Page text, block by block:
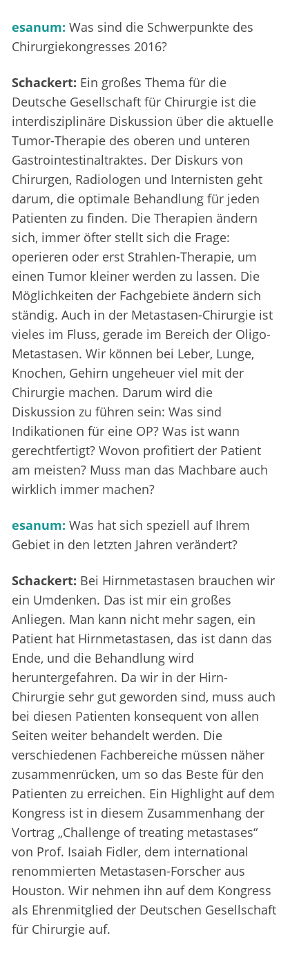
esanum: Was sind die Schwerpunkte des
Chirurgiekongresses 2016?
Schackert: Ein großes Thema für die
Deutsche Gesellschaft für Chirurgie ist die
interdisziplinäre Diskussion über die aktuelle
Tumor-Therapie des oberen und unteren
Gastrointestinaltraktes. Der Diskurs von
Chirurgen, Radiologen und Internisten geht
darum, die optimale Behandlung für jeden
Patienten zu finden. Die Therapien ändern
sich, immer öfter stellt sich die Frage:
operieren oder erst Strahlen-Therapie, um
einen Tumor kleiner werden zu lassen. Die
Möglichkeiten der Fachgebiete ändern sich
ständig. Auch in der Metastasen-Chirurgie ist
vieles im Fluss, gerade im Bereich der Oligo-
Metastasen. Wir können bei Leber, Lunge,
Knochen, Gehirn ungeheuer viel mit der
Chirurgie machen. Darum wird die
Diskussion zu führen sein: Was sind
Indikationen für eine OP? Was ist wann
gerechtfertigt? Wovon profitiert der Patient
am meisten? Muss man das Machbare auch
wirklich immer machen?
esanum: Was hat sich speziell auf Ihrem
Gebiet in den letzten Jahren verändert?
Schackert: Bei Hirnmetastasen brauchen wir
ein Umdenken. Das ist mir ein großes
Anliegen. Man kann nicht mehr sagen, ein
Patient hat Hirnmetastasen, das ist dann das
Ende, und die Behandlung wird
heruntergefahren. Da wir in der Hirn-
Chirurgie sehr gut geworden sind, muss auch
bei diesen Patienten konsequent von allen
Seiten weiter behandelt werden. Die
verschiedenen Fachbereiche müssen näher
zusammenrücken, um so das Beste für den
Patienten zu erreichen. Ein Highlight auf dem
Kongress ist in diesem Zusammenhang der
Vortrag „Challenge of treating metastases“
von Prof. Isaiah Fidler, dem international
renommierten Metastasen-Forscher aus
Houston. Wir nehmen ihn auf dem Kongress
als Ehrenmitglied der Deutschen Gesellschaft
für Chirurgie auf.